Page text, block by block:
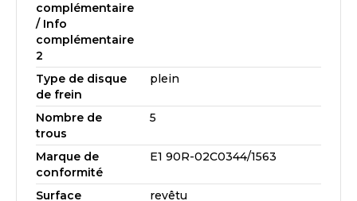
complémentaire
/ Info
complémentaire
2
Type de disque
de frein
plein
Nombre de
trous
5
Marque de
conformité
E1 90R-02C0344/1563
Surface
revêtu